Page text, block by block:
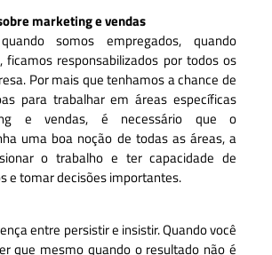
marketing e vendas
somos empregados, quando
ficamos responsabilizados por todos os
Por mais que tenhamos a chance de
para trabalhar em áreas específicas
e vendas, é necessário que o
uma boa noção de todas as áreas, a
o trabalho e ter capacidade de
e tomar decisões importantes.
entre persistir e insistir. Quando você
que mesmo quando o resultado não é